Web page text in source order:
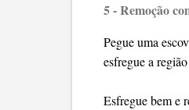
5 - Remoção
Pegue uma
esfregue a
Esfregue bem e